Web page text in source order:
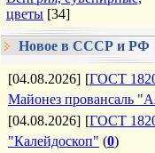
цветы [34]
Новое в СССР и РФ
[04.08.2026] [ГОСТ
Майонез провансаль
[04.08.2026] [ГОСТ
"Калейдоскоп" (0)